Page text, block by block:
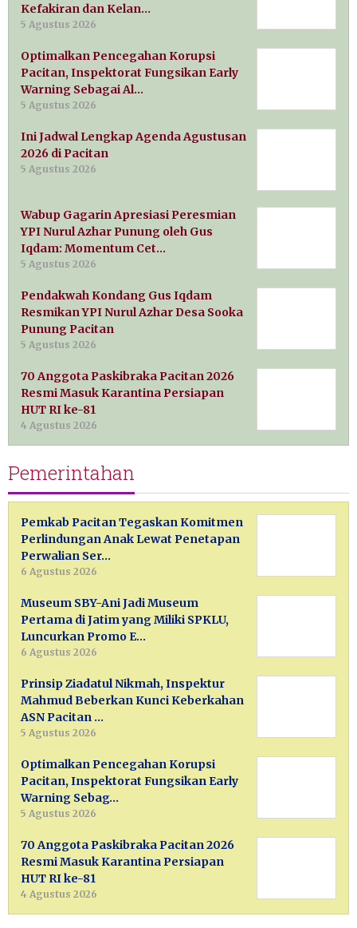
Kefakiran dan Kelan…
5 Agustus 2026
Optimalkan Pencegahan Korupsi
Pacitan, Inspektorat Fungsikan Early
Warning Sebagai Al…
5 Agustus 2026
Ini Jadwal Lengkap Agenda Agustusan
2026 di Pacitan
5 Agustus 2026
Wabup Gagarin Apresiasi Peresmian
YPI Nurul Azhar Punung oleh Gus
Iqdam: Momentum Cet…
5 Agustus 2026
Pendakwah Kondang Gus Iqdam
Resmikan YPI Nurul Azhar Desa Sooka
Punung Pacitan
5 Agustus 2026
70 Anggota Paskibraka Pacitan 2026
Resmi Masuk Karantina Persiapan
HUT RI ke-81
4 Agustus 2026
Pemerintahan
Pemkab Pacitan Tegaskan Komitmen
Perlindungan Anak Lewat Penetapan
Perwalian Ser…
6 Agustus 2026
Museum SBY-Ani Jadi Museum
Pertama di Jatim yang Miliki SPKLU,
Luncurkan Promo E…
6 Agustus 2026
Prinsip Ziadatul Nikmah, Inspektur
Mahmud Beberkan Kunci Keberkahan
ASN Pacitan …
5 Agustus 2026
Optimalkan Pencegahan Korupsi
Pacitan, Inspektorat Fungsikan Early
Warning Sebag…
5 Agustus 2026
70 Anggota Paskibraka Pacitan 2026
Resmi Masuk Karantina Persiapan
HUT RI ke-81
4 Agustus 2026